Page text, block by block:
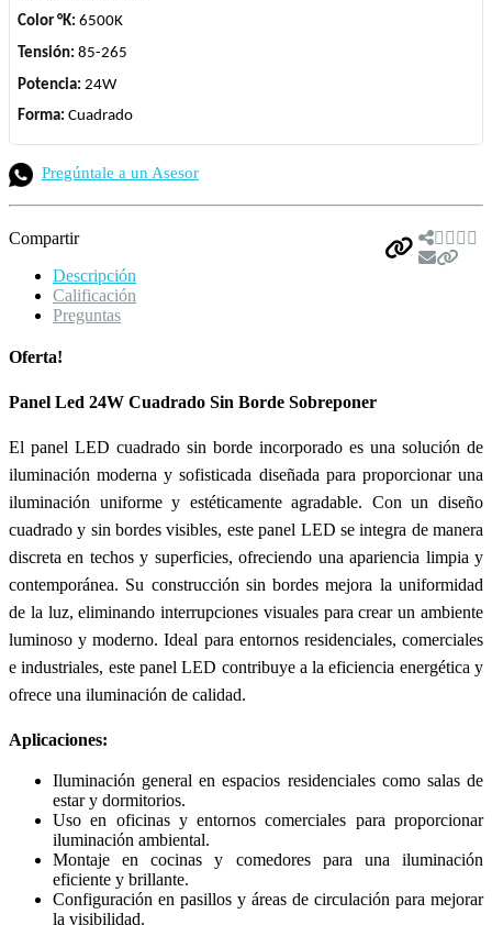
Color °K: 6500K
Tensión: 85-265
Potencia: 24W
Forma: Cuadrado
Pregúntale a un Asesor
Compartir
Descripción
Calificación
Preguntas
Oferta!
Panel Led 24W Cuadrado Sin Borde Sobreponer
El panel LED cuadrado sin borde incorporado es una solución de
iluminación moderna y sofisticada diseñada para proporcionar una
iluminación uniforme y estéticamente agradable. Con un diseño
cuadrado y sin bordes visibles, este panel LED se integra de manera
discreta en techos y superficies, ofreciendo una apariencia limpia y
contemporánea. Su construcción sin bordes mejora la uniformidad
de la luz, eliminando interrupciones visuales para crear un ambiente
luminoso y moderno. Ideal para entornos residenciales, comerciales
e industriales, este panel LED contribuye a la eficiencia energética y
ofrece una iluminación de calidad.
Aplicaciones:
Iluminación general en espacios residenciales como salas de
estar y dormitorios.
Uso en oficinas y entornos comerciales para proporcionar
iluminación ambiental.
Montaje en cocinas y comedores para una iluminación
eficiente y brillante.
Configuración en pasillos y áreas de circulación para mejorar
la visibilidad.